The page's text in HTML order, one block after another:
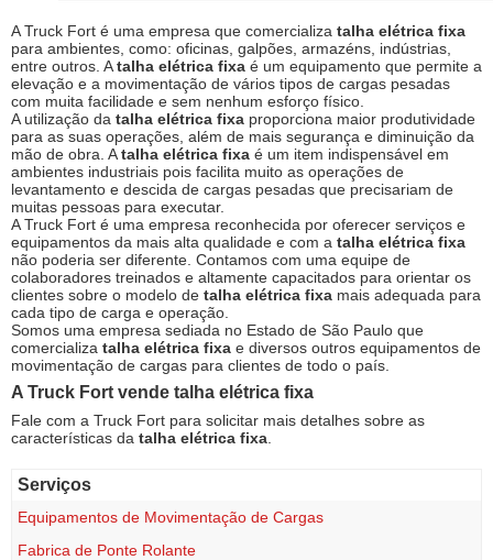
A Truck Fort é uma empresa que comercializa talha elétrica fixa
para ambientes, como: oficinas, galpões, armazéns, indústrias,
entre outros. Atalha elétrica fixa é um equipamento que permite a
elevação e a movimentação de vários tipos de cargas pesadas
com muita facilidade e sem nenhum esforço físico.
A utilização da talha elétrica fixa proporciona maior produtividade
para as suas operações, além de mais segurança e diminuição da
mão de obra. Atalha elétrica fixa é um item indispensável em
ambientes industriais pois facilita muito as operações de
levantamento e descida de cargas pesadas que precisariam de
muitas pessoas para executar.
A Truck Fort é uma empresa reconhecida por oferecer serviços e
equipamentos da mais alta qualidade e com a talha elétrica fixa
não poderia ser diferente. Contamos com uma equipe de
colaboradores treinados e altamente capacitados para orientar os
clientes sobre o modelo de talha elétrica fixa mais adequada para
cada tipo de carga e operação.
Somos uma empresa sediada no Estado de São Paulo que
comercializa talha elétrica fixa e diversos outros equipamentos de
movimentação de cargas para clientes de todo o país.
A Truck Fort vende talha elétrica fixa
Fale com a Truck Fort para solicitar mais detalhes sobre as
características da talha elétrica fixa.
Serviços
Equipamentos de Movimentação de Cargas
Fabrica de Ponte Rolante